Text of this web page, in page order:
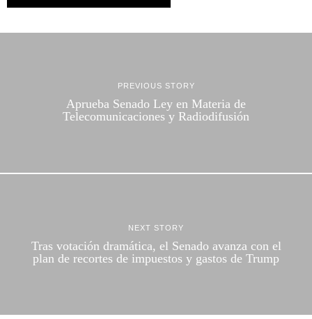
PREVIOUS STORY
Aprueba Senado Ley en Materia de
Telecomunicaciones y Radiodifusión
NEXT STORY
Tras votación dramática, el Senado avanza con el
plan de recortes de impuestos y gastos de Trump